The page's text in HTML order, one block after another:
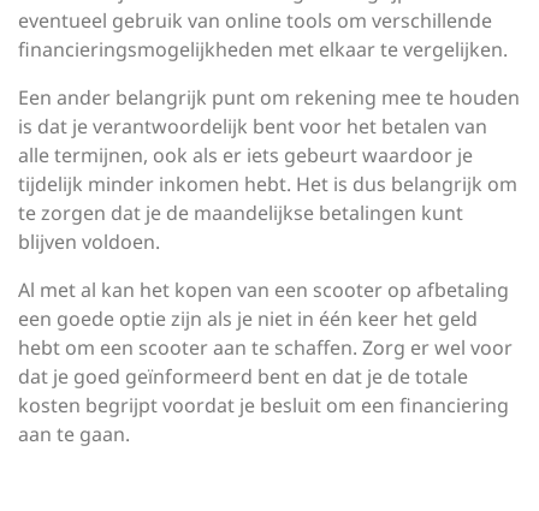
eventueel gebruik van online tools om verschillende
financieringsmogelijkheden met elkaar te vergelijken.
Een ander belangrijk punt om rekening mee te houden
is dat je verantwoordelijk bent voor het betalen van
alle termijnen, ook als er iets gebeurt waardoor je
tijdelijk minder inkomen hebt. Het is dus belangrijk om
te zorgen dat je de maandelijkse betalingen kunt
blijven voldoen.
Al met al kan het kopen van een scooter op afbetaling
een goede optie zijn als je niet in één keer het geld
hebt om een scooter aan te schaffen. Zorg er wel voor
dat je goed geïnformeerd bent en dat je de totale
kosten begrijpt voordat je besluit om een financiering
aan te gaan.